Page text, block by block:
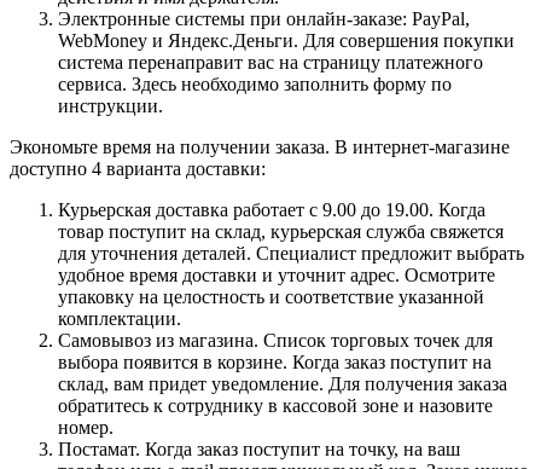
Электронные системы при онлайн-заказе: PayPal,
WebMoney и Яндекс.Деньги. Для совершения покупки
система перенаправит вас на страницу платежного
сервиса. Здесь необходимо заполнить форму по
инструкции.
Экономьте время на получении заказа. В интернет-магазине
доступно 4 варианта доставки:
Курьерская доставка работает с 9.00 до 19.00. Когда
товар поступит на склад, курьерская служба свяжется
для уточнения деталей. Специалист предложит выбрать
удобное время доставки и уточнит адрес. Осмотрите
упаковку на целостность и соответствие указанной
комплектации.
Самовывоз из магазина. Список торговых точек для
выбора появится в корзине. Когда заказ поступит на
склад, вам придет уведомление. Для получения заказа
обратитесь к сотруднику в кассовой зоне и назовите
номер.
Постамат. Когда заказ поступит на точку, на ваш